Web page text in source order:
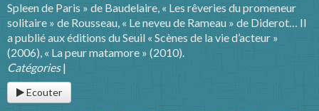
Spleen de Paris » de Baudelaire, « Les rêveries du promeneur
solitaire » de Rousseau, « Le neveu de Rameau » de Diderot… Il
a publié aux éditions du Seuil « Scènes de la vie d’acteur »
(2006), « La peur matamore » (2010).
Catégories|
Ecouter